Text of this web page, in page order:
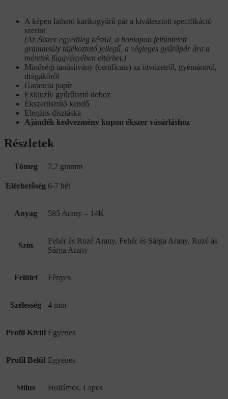
A képen látható karikagyűrű pár a kiválasztott specifikáció
szerint
(Az ékszer egyedileg készül, a honlapon feltüntetett
grammsúly tájékoztató jellegű, a végleges gyűrűpár ára a
méretek függvényében eltérhet.)
Minőségi tanúsítvány (certificate) az ötvözetről, gyémántról,
drágakőről
Garancia papír
Exkluzív gyűrűtartó doboz
Ékszertisztító kendő
Elegáns dísztáska
Ajándék kedvezmény kupon ékszer vásárláshoz
Részletek
Tömeg 7,2 gramm
Elérhetőség 6-7 hét
Anyag 585 Arany – 14K
Szín
Fehér és Rozé Arany, Fehér és Sárga Arany, Rozé ás
Sárga Arany
Felület Fényes
Szélesség 4 mm
Profil Kívül Egyenes
Profil Belül Egyenes
Stílus Hullámos, Lapos